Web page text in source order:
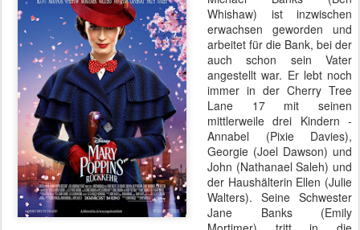
Whishaw) ist inzwischen
erwachsen geworden und
arbeitet für die Bank, bei der
auch schon sein Vater
angestellt war. Er lebt noch
immer in der Cherry Tree
Lane 17 mit seinen
mittlerweile drei Kindern -
Annabel (Pixie Davies),
Georgie (Joel Dawson) und
John (Nathanael Saleh) und
der Haushälterin Ellen (Julie
Walters). Seine Schwester
Jane Banks (Emily